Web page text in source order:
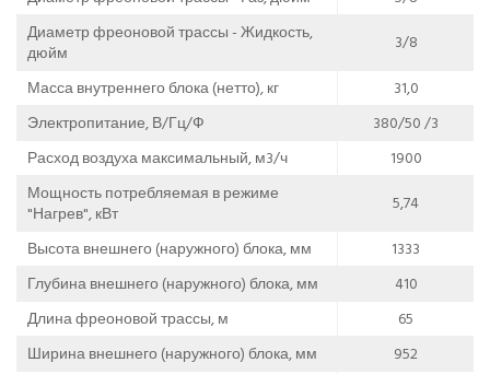
Диаметр фреоновой трассы - Жидкость,
дюйм
3/8
Масса внутреннего блока (нетто), кг
31,0
Электропитание, В/Гц/Ф
380/50 /3
Расход воздуха максимальный, м3/ч
1900
Мощность потребляемая в режиме
"Нагрев", кВт
5,74
Высота внешнего (наружного) блока, мм
1333
Глубина внешнего (наружного) блока, мм
410
Длина фреоновой трассы, м
65
Ширина внешнего (наружного) блока, мм
952